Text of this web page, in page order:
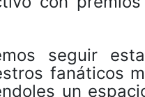
seguir
fanáticos
un